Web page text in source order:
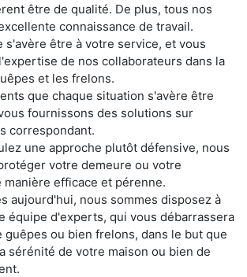
être de qualité. De plus, tous nos
connaissance de travail.
s'avère être à votre service, et vous
de nos collaborateurs dans la
et les frelons.
que chaque situation s'avère être
fournissons des solutions sur
correspondant.
une approche plutôt défensive, nous
votre demeure ou votre
efficace et pérenne.
aujourd'hui, nous sommes disposez à
équipe d'experts, qui vous débarrassera
guêpes ou bien frelons, dans le but que
sérénité de votre maison ou bien de